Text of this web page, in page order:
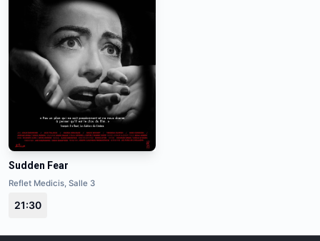
Sudden Fear
Reflet Medicis, Salle 3
21:30